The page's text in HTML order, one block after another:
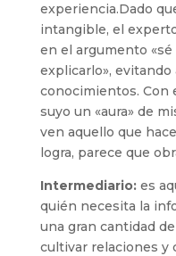
experiencia.Dado
intangible, el
en el argumento
explicarlo»,
conocimientos. Con
suyo un «aura» de
ven aquello que
logra, parece que
Intermediario:es
quién necesita la
una gran cantidad
cultivar relaciones y